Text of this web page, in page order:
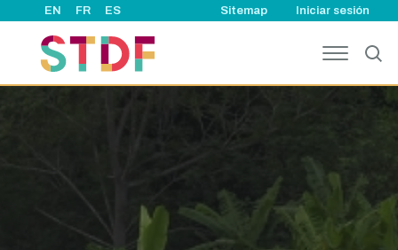
Pasar al contenido principal
EN FR ES Sitemap User account
Iniciar sesión